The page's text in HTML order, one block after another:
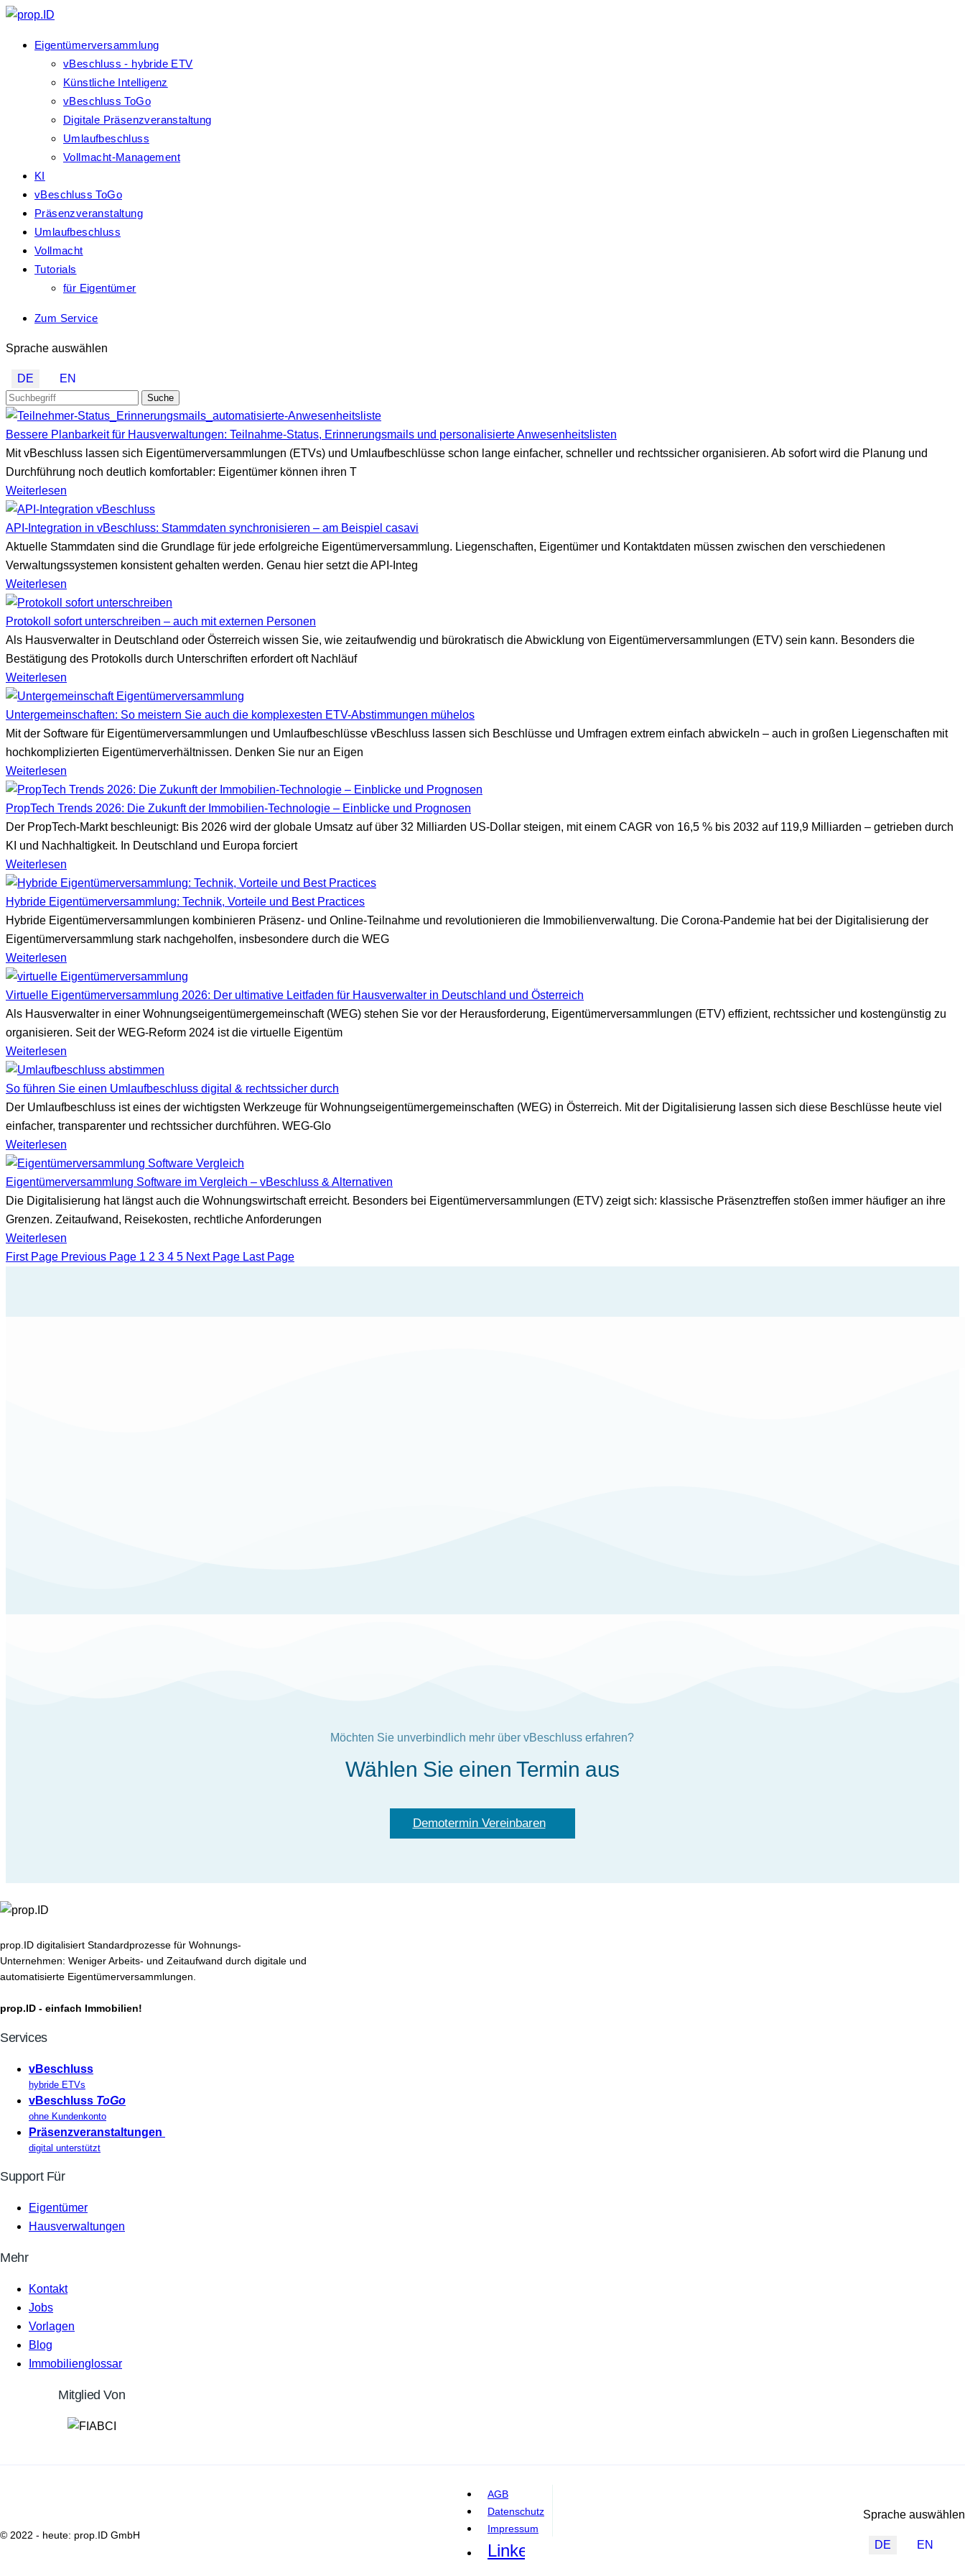
Eigentümerversammlung
vBeschluss - hybride ETV
Künstliche Intelligenz
vBeschluss ToGo
Digitale Präsenzveranstaltung
Umlaufbeschluss
Vollmacht-Management
KI
vBeschluss ToGo
Präsenzveranstaltung
Umlaufbeschluss
Vollmacht
Tutorials
für Eigentümer
Zum Service
Sprache auswählen
DE EN
Suche
Bessere Planbarkeit für Hausverwaltungen: Teilnahme-Status, Erinnerungsmails und personalisierte Anwesenheitslisten
Mit vBeschluss lassen sich Eigentümerversammlungen (ETVs) und Umlaufbeschlüsse schon lange einfacher, schneller und rechtssicher organisieren. Ab sofort wird die Planung und
Durchführung noch deutlich komfortabler: Eigentümer können ihren T
Weiterlesen
API-Integration in vBeschluss: Stammdaten synchronisieren – am Beispiel casavi
Aktuelle Stammdaten sind die Grundlage für jede erfolgreiche Eigentümerversammlung. Liegenschaften, Eigentümer und Kontaktdaten müssen zwischen den verschiedenen
Verwaltungssystemen konsistent gehalten werden. Genau hier setzt die API-Integ
Weiterlesen
Protokoll sofort unterschreiben – auch mit externen Personen
Als Hausverwalter in Deutschland oder Österreich wissen Sie, wie zeitaufwendig und bürokratisch die Abwicklung von Eigentümerversammlungen (ETV) sein kann. Besonders die
Bestätigung des Protokolls durch Unterschriften erfordert oft Nachläuf
Weiterlesen
Untergemeinschaften: So meistern Sie auch die komplexesten ETV-Abstimmungen mühelos
Mit der Software für Eigentümerversammlungen und Umlaufbeschlüsse vBeschluss lassen sich Beschlüsse und Umfragen extrem einfach abwickeln – auch in großen Liegenschaften mit
hochkomplizierten Eigentümerverhältnissen. Denken Sie nur an Eigen
Weiterlesen
PropTech Trends 2026: Die Zukunft der Immobilien-Technologie – Einblicke und Prognosen
Der PropTech-Markt beschleunigt: Bis 2026 wird der globale Umsatz auf über 32 Milliarden US-Dollar steigen, mit einem CAGR von 16,5 % bis 2032 auf 119,9 Milliarden – getrieben durch
KI und Nachhaltigkeit. In Deutschland und Europa forciert
Weiterlesen
Hybride Eigentümerversammlung: Technik, Vorteile und Best Practices
Hybride Eigentümerversammlungen kombinieren Präsenz- und Online-Teilnahme und revolutionieren die Immobilienverwaltung. Die Corona-Pandemie hat bei der Digitalisierung der
Eigentümerversammlung stark nachgeholfen, insbesondere durch die WEG
Weiterlesen
Virtuelle Eigentümerversammlung 2026: Der ultimative Leitfaden für Hausverwalter in Deutschland und Österreich
Als Hausverwalter in einer Wohnungseigentümergemeinschaft (WEG) stehen Sie vor der Herausforderung, Eigentümerversammlungen (ETV) effizient, rechtssicher und kostengünstig zu
organisieren. Seit der WEG-Reform 2024 ist die virtuelle Eigentüm
Weiterlesen
So führen Sie einen Umlaufbeschluss digital & rechtssicher durch
Der Umlaufbeschluss ist eines der wichtigsten Werkzeuge für Wohnungseigentümergemeinschaften (WEG) in Österreich. Mit der Digitalisierung lassen sich diese Beschlüsse heute viel
einfacher, transparenter und rechtssicher durchführen. WEG-Glo
Weiterlesen
Eigentümerversammlung Software im Vergleich – vBeschluss & Alternativen
Die Digitalisierung hat längst auch die Wohnungswirtschaft erreicht. Besonders bei Eigentümerversammlungen (ETV) zeigt sich: klassische Präsenztreffen stoßen immer häufiger an ihre
Grenzen. Zeitaufwand, Reisekosten, rechtliche Anforderungen
Weiterlesen
First Page Previous Page 1 2 3 4 5 Next Page Last Page
Möchten Sie unverbindlich mehr über vBeschluss erfahren?
Wählen Sie einen Termin aus
Demotermin Vereinbaren
prop.ID digitalisiert Standardprozesse für Wohnungs-
Unternehmen: Weniger Arbeits- und Zeitaufwand durch digitale und
automatisierte Eigentümerversammlungen.
prop.ID - einfach Immobilien!
Services
vBeschluss
hybride ETVs
vBeschluss ToGo
ohne Kundenkonto
Präsenzveranstaltungen
digital unterstützt
Support Für
Eigentümer
Hausverwaltungen
Mehr
Kontakt
Jobs
Vorlagen
Blog
Immobilienglossar
Mitglied Von
© 2022 - heute: prop.ID GmbH
AGB
Datenschutz
Impressum
Linkedin
Sprache auswählen
DE EN